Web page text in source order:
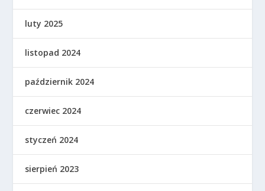
luty 2025
listopad 2024
październik 2024
czerwiec 2024
styczeń 2024
sierpień 2023